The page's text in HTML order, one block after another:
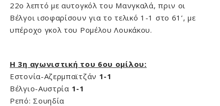
22ο λεπτό με αυτογκόλ του Μανγκαλά, πριν οι
Βέλγοι ισοφαρίσουν για το τελικό 1-1 στο 61’, με
υπέροχο γκολ του Ρομέλου Λουκάκου.
Η 3η αγωνιστική του 6ου ομίλου:
Εστονία-Αζερμπαϊτζάν 1-1
Βέλγιο-Αυστρία 1-1
Ρεπό: Σουηδία